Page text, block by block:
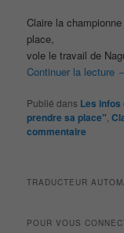
Claire la
place,
vole le travail de
Continuer la lecture
Publié dans Les infos
prendre sa place",
commentaire
TRADUCTEUR
POUR VOUS